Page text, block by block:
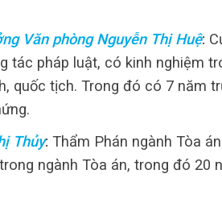
Văn phòng Nguyễn Thị Huệ:
tác pháp luật, có kinh nghiệm
quốc tịch. Trong đó có 7 năm
Thủy: Thẩm Phán ngành Tòa
ngành Tòa án, trong đó 20